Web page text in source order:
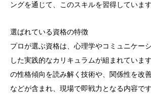
ングを通じて、このスキルを習得しています
選ばれている資格の特徴
プロが選ぶ資格は、心理学やコミュニケー
した実践的なカリキュラムが組まれていま
の性格傾向を読み解く技術や、関係性を改
などが含まれ、現場で即戦力となる内容です